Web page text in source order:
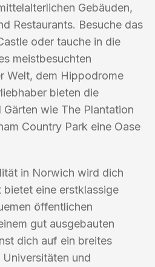
Gebäuden,
Restaurants. Besuche das
oder tauche in die
meistbesuchten
Welt, dem Hippodrome
bieten die
wie The Plantation
Country Park eine Oase
in Norwich wird dich
eine erstklassige
öffentlichen
gut ausgebauten
dich auf ein breites
und